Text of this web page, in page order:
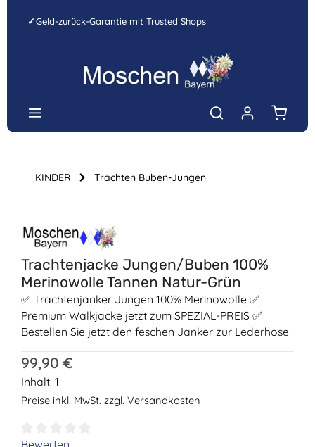
Zum Hauptinhalt springen
✓Geld-zurück-Garantie mit Trusted Shops
KINDER Trachten Buben-Jungen
Trachtenjacke Jungen/Buben 100%
Merinowolle Tannen Natur-Grün
✅ Trachtenjanker Jungen 100% Merinowolle ✅
Premium Walkjacke jetzt zum SPEZIAL-PREIS ✅
Bestellen Sie jetzt den feschen Janker zur Lederhose
Regulärer Preis:
99,90 €
Inhalt: 1
Preise inkl. MwSt. zzgl. Versandkosten
Durchschnittliche Bewertung von 0 von 5 Sternen
Bewerten